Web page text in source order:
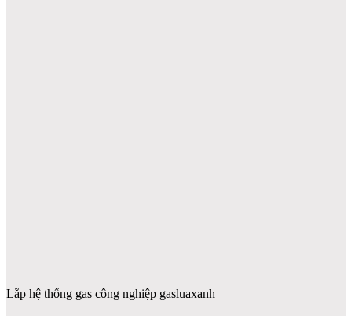
Lắp hệ thống gas công nghiệp gasluaxanh